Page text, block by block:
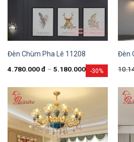
-30%
Đèn Chùm Pha Lê 11208
4.780.000đ – 5.180.000
Đèn